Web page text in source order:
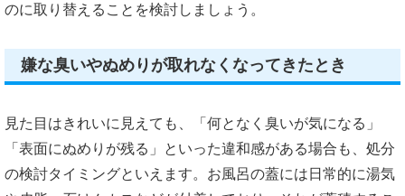
のに取り替えることを検討しましょう。
嫌な臭いやぬめりが取れなくなってきたとき
見た目はきれいに見えても、「何となく臭いが気になる」
「表面にぬめりが残る」といった違和感がある場合も、処分
の検討タイミングといえます。お風呂の蓋には日常的に湯気